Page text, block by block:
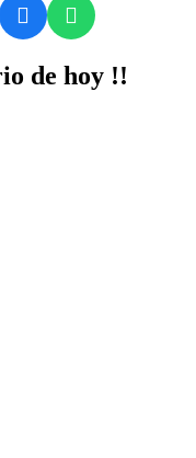
de hoy !!